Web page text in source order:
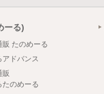
ーる)
販 たのめーる
アドバンス
販
たのめーる